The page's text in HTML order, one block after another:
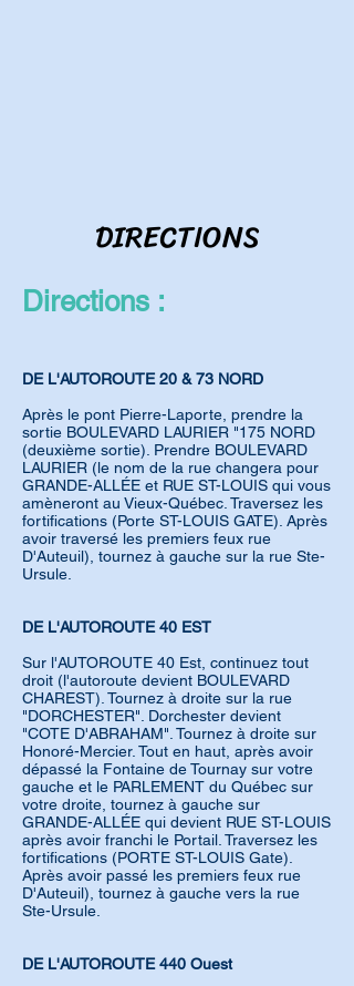
DIRECTIONS
Directions :
DE L'AUTOROUTE 20 & 73 NORD
Après le pont Pierre-Laporte, prendre la
sortie BOULEVARD LAURIER "175 NORD
(deuxième sortie). Prendre BOULEVARD
LAURIER (le nom de la rue changera pour
GRANDE-ALLÉE et RUE ST-LOUIS qui vous
amèneront au Vieux-Québec. Traversez les
fortifications (Porte ST-LOUIS GATE). Après
avoir traversé les premiers feux rue
D'Auteuil), tournez à gauche sur la rue Ste-
Ursule.
DE L'AUTOROUTE 40 EST
Sur l'AUTOROUTE 40 Est, continuez tout
droit (l'autoroute devient BOULEVARD
CHAREST). Tournez à droite sur la rue
"DORCHESTER". Dorchester devient
"COTE D'ABRAHAM". Tournez à droite sur
Honoré-Mercier. Tout en haut, après avoir
dépassé la Fontaine de Tournay sur votre
gauche et le PARLEMENT du Québec sur
votre droite, tournez à gauche sur
GRANDE-ALLÉE qui devient RUE ST-LOUIS
après avoir franchi le Portail. Traversez les
fortifications (PORTE ST-LOUIS Gate).
Après avoir passé les premiers feux rue
D'Auteuil), tournez à gauche vers la rue
Ste-Ursule.
DE L'AUTOROUTE 440 Ouest